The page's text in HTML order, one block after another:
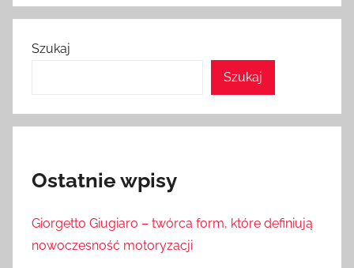
Szukaj
Szukaj
Ostatnie wpisy
Giorgetto Giugiaro – twórca form, które definiują
nowoczesność motoryzacji